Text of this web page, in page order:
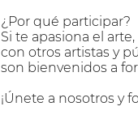
¿Por qué participar?
Si te apasiona el
con otros artistas y
son bienvenidos a
¡Únete a nosotros y